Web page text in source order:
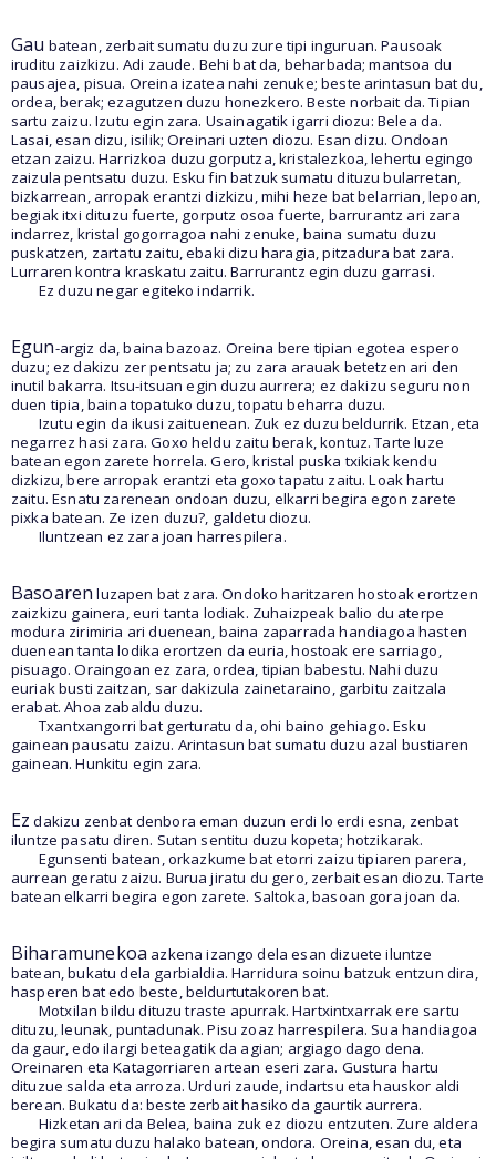
Gau batean, zerbait sumatu duzu zure tipi inguruan. Pausoak
iruditu zaizkizu. Adi zaude. Behi bat da, beharbada; mantsoa du
pausajea, pisua. Oreina izatea nahi zenuke; beste arintasun bat du,
ordea, berak; ezagutzen duzu honezkero. Beste norbait da. Tipian
sartu zaizu. Izutu egin zara. Usainagatik igarri diozu: Belea da.
Lasai, esan dizu, isilik; Oreinari uzten diozu. Esan dizu. Ondoan
etzan zaizu. Harrizkoa duzu gorputza, kristalezkoa, lehertu egingo
zaizula pentsatu duzu. Esku fin batzuk sumatu dituzu bularretan,
bizkarrean, arropak erantzi dizkizu, mihi heze bat belarrian, lepoan,
begiak itxi dituzu fuerte, gorputz osoa fuerte, barrurantz ari zara
indarrez, kristal gogorragoa nahi zenuke, baina sumatu duzu
puskatzen, zartatu zaitu, ebaki dizu haragia, pitzadura bat zara.
Lurraren kontra kraskatu zaitu. Barrurantz egin duzu garrasi.
Ez duzu negar egiteko indarrik.
Egun-argiz da, baina bazoaz. Oreina bere tipian egotea espero
duzu; ez dakizu zer pentsatu ja; zu zara arauak betetzen ari den
inutil bakarra. Itsu-itsuan egin duzu aurrera; ez dakizu seguru non
duen tipia, baina topatuko duzu, topatu beharra duzu.
Izutu egin da ikusi zaituenean. Zuk ez duzu beldurrik. Etzan, eta
negarrez hasi zara. Goxo heldu zaitu berak, kontuz. Tarte luze
batean egon zarete horrela. Gero, kristal puska txikiak kendu
dizkizu, bere arropak erantzi eta goxo tapatu zaitu. Loak hartu
zaitu. Esnatu zarenean ondoan duzu, elkarri begira egon zarete
pixka batean. Ze izen duzu?, galdetu diozu.
Iluntzean ez zara joan harrespilera.
Basoaren luzapen bat zara. Ondoko haritzaren hostoak erortzen
zaizkizu gainera, euri tanta lodiak. Zuhaizpeak balio du aterpe
modura zirimiria ari duenean, baina zaparrada handiagoa hasten
duenean tanta lodika erortzen da euria, hostoak ere sarriago,
pisuago. Oraingoan ez zara, ordea, tipian babestu. Nahi duzu
euriak busti zaitzan, sar dakizula zainetaraino, garbitu zaitzala
erabat. Ahoa zabaldu duzu.
Txantxangorri bat gerturatu da, ohi baino gehiago. Esku
gainean pausatu zaizu. Arintasun bat sumatu duzu azal bustiaren
gainean. Hunkitu egin zara.
Ez dakizu zenbat denbora eman duzun erdi lo erdi esna, zenbat
iluntze pasatu diren. Sutan sentitu duzu kopeta; hotzikarak.
Egunsenti batean, orkazkume bat etorri zaizu tipiaren parera,
aurrean geratu zaizu. Burua jiratu du gero, zerbait esan diozu. Tarte
batean elkarri begira egon zarete. Saltoka, basoan gora joan da.
Biharamunekoa azkena izango dela esan dizuete iluntze
batean, bukatu dela garbialdia. Harridura soinu batzuk entzun dira,
hasperen bat edo beste, beldurtutakoren bat.
Motxilan bildu dituzu traste apurrak. Hartxintxarrak ere sartu
dituzu, leunak, puntadunak. Pisu zoaz harrespilera. Sua handiagoa
da gaur, edo ilargi beteagatik da agian; argiago dago dena.
Oreinaren eta Katagorriaren artean eseri zara. Gustura hartu
dituzue salda eta arroza. Urduri zaude, indartsu eta hauskor aldi
berean. Bukatu da: beste zerbait hasiko da gaurtik aurrera.
Hizketan ari da Belea, baina zuk ez diozu entzuten. Zure aldera
begira sumatu duzu halako batean, ondora. Oreina, esan du, eta